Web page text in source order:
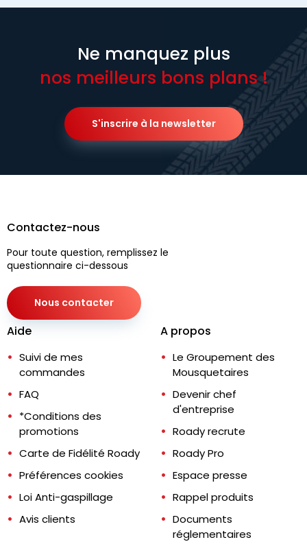
Ne manquez plus
nos meilleurs bons plans !
S'inscrire à la newsletter
Contactez-nous
Pour toute question, remplissez le
questionnaire ci-dessous
Nous contacter
Aide
Suivi de mes
commandes
FAQ
*Conditions des
promotions
Carte de Fidélité Roady
Préférences cookies
Loi Anti-gaspillage
Avis clients
A propos
Le Groupement des
Mousquetaires
Devenir chef
d'entreprise
Roady recrute
Roady Pro
Espace presse
Rappel produits
Documents
réglementaires